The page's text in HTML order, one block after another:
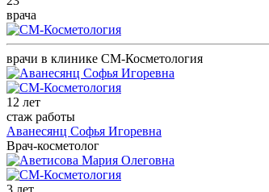
врача
врачи в клинике СМ-Косметология
12 лет
стаж работы
Аванесянц Софья Игоревна
Врач-косметолог
3 лет